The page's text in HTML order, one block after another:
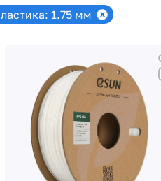
1.75 мм